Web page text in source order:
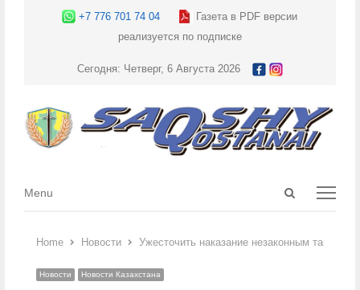
+7 776 701 74 04
Газета в PDF версии
реализуется по подписке
Сегодня: Четверг, 6 Августа 2026
Open
Menu
Menu
Home Новости Ужесточить наказание незаконным
Новости Новости Казахстана